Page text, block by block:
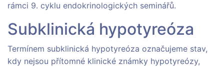
rámci 9. cyklu endokrinologických seminářů.
Subklinická hypotyreóza
Termínem subklinická hypotyreóza označujeme stav,
kdy nejsou přítomné klinické známky hypotyreózy,